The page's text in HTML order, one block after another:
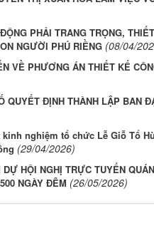
PHẢI TRANG TRỌNG,
NGƯỜI PHÚ RIỀNG (08/04/
VỀ PHƯƠNG ÁN THIẾT KẾ
QUYẾT ĐỊNH THÀNH LẬP BAN
nghiệm tổ chức Lễ Giỗ Tổ
(29/04/2026)
HỘI NGHỊ TRỰC TUYẾN
NGÀY ĐÊM (26/05/2026)